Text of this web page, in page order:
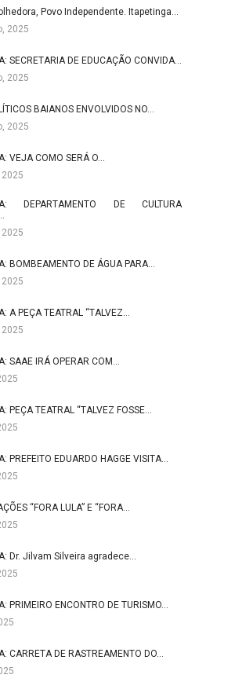
Povo Independente. Itapetinga…
2025
SECRETARIA DE EDUCAÇÃO CONVIDA…
2025
BAIANOS ENVOLVIDOS NO…
2025
VEJA COMO SERÁ O…
DEPARTAMENTO DE CULTURA
BOMBEAMENTO DE ÁGUA PARA…
A PEÇA TEATRAL “TALVEZ…
SAAE IRÁ OPERAR COM…
PEÇA TEATRAL “TALVEZ FOSSE…
PREFEITO EDUARDO HAGGE VISITA…
“FORA LULA” E “FORA…
Dr. Jilvam Silveira agradece…
PRIMEIRO ENCONTRO DE TURISMO…
CARRETA DE RASTREAMENTO DO…